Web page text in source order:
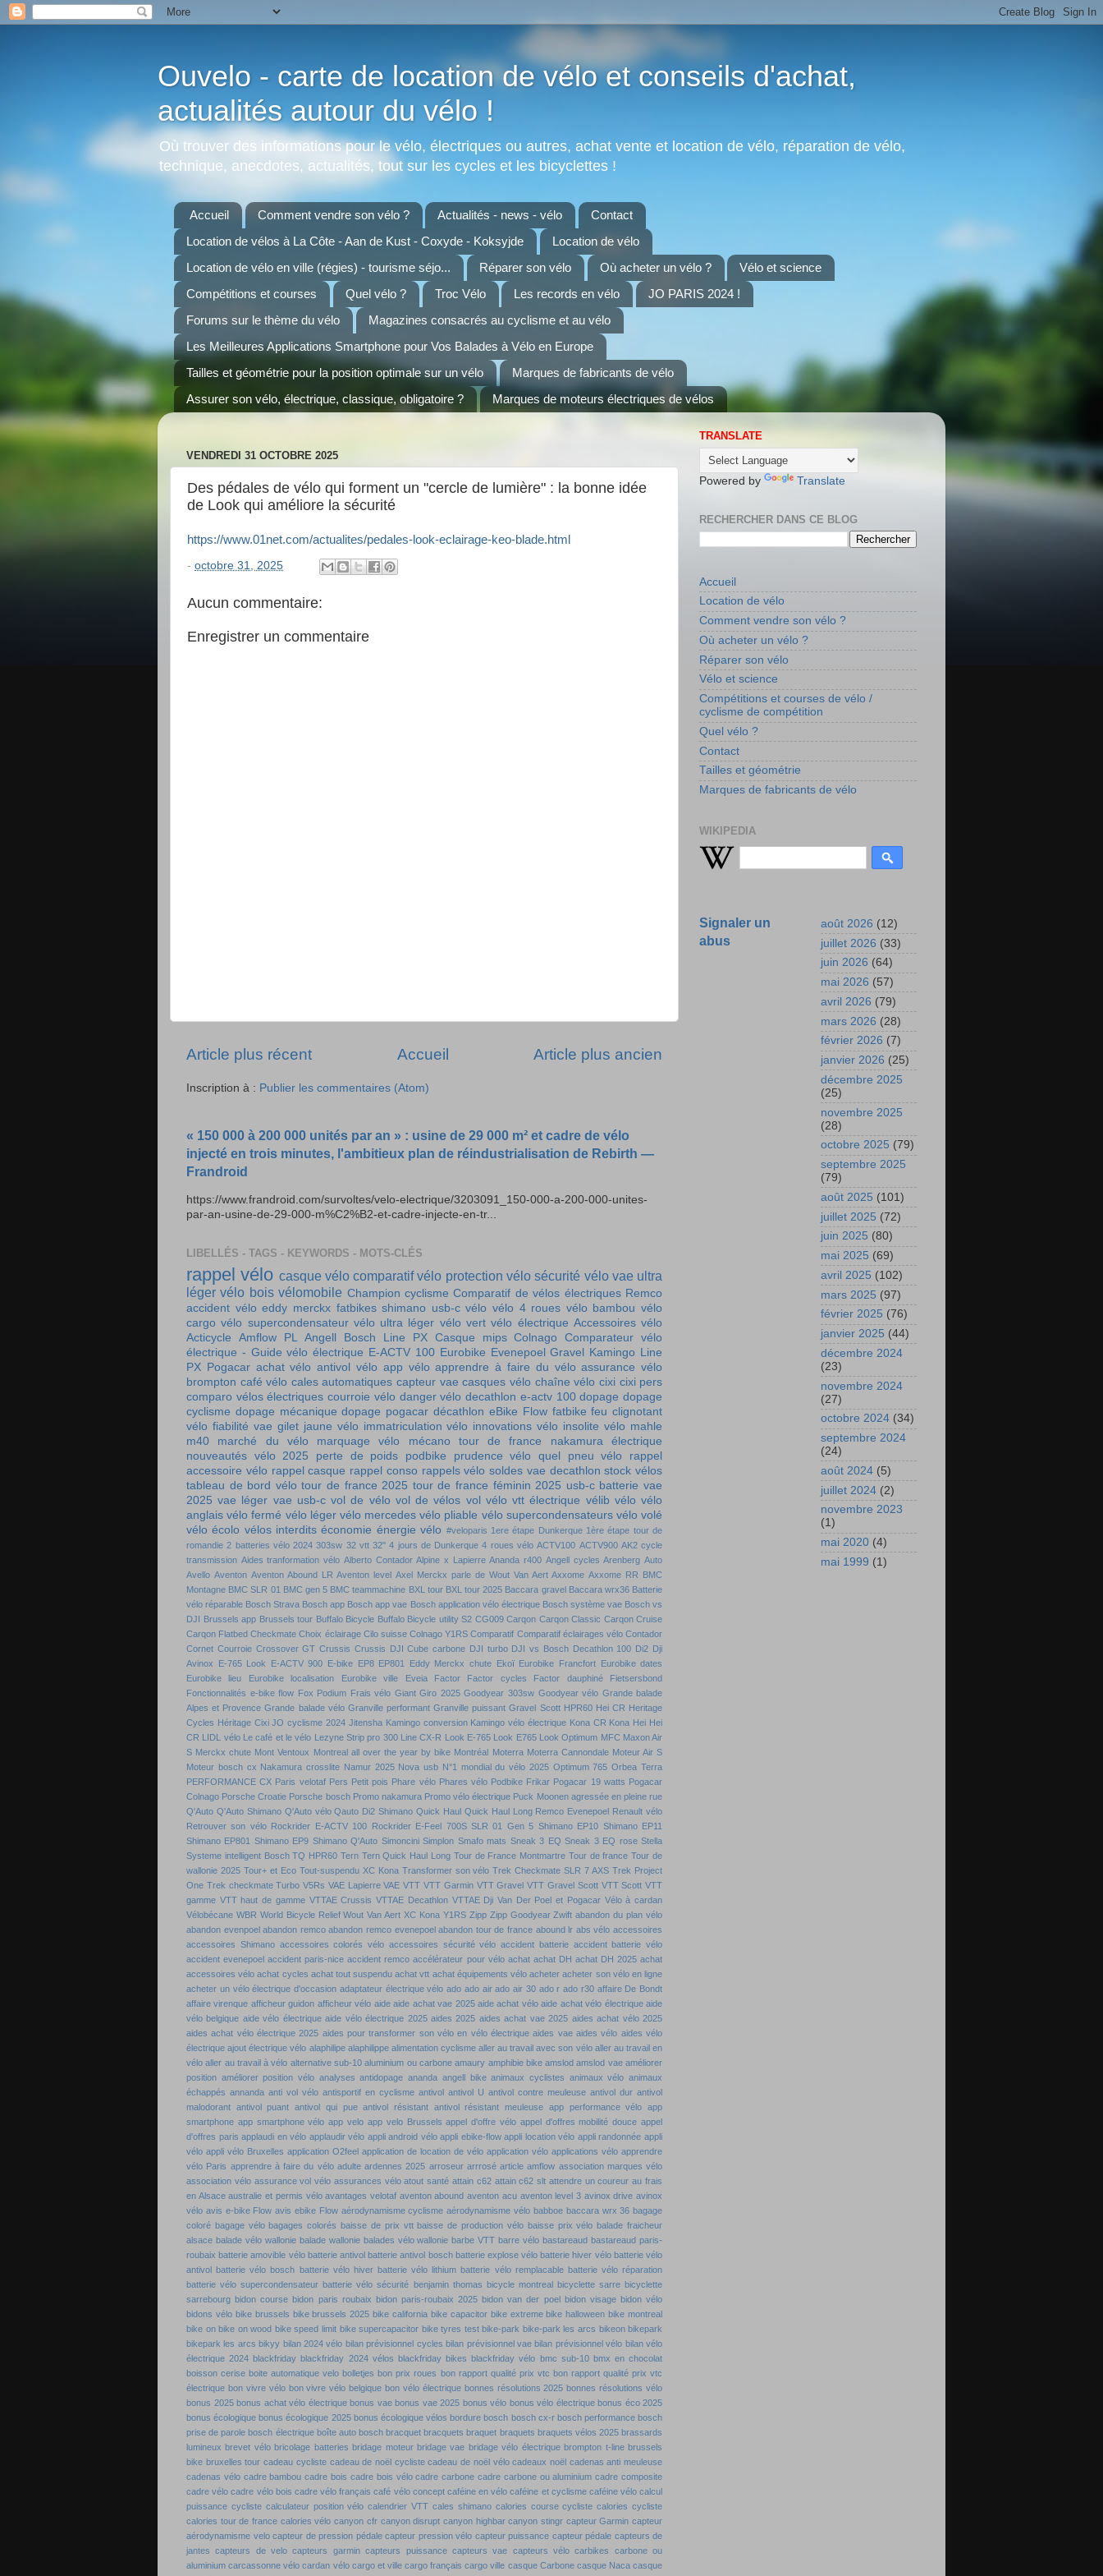
Ouvelo - carte de location de vélo et conseils d'achat,
actualités autour du vélo !
Où trouver des informations pour le vélo, électriques ou autres, achat vente et location de vélo, réparation de vélo,
technique, anecdotes, actualités, tout sur les cycles et les bicyclettes !
Accueil Comment vendre son vélo ? Actualités - news - vélo
Contact
Location de vélos à La Côte - Aan de Kust - Coxyde - Koksyjde
Location de vélo
Location de vélo en ville (régies) - tourisme séjo...
Réparer son vélo Où acheter un vélo ?
Vélo et science
Compétitions et courses
Quel vélo ? Troc Vélo Les records en vélo
JO PARIS 2024 !
Forums sur le thème du vélo
Magazines consacrés au cyclisme et au vélo
Les Meilleures Applications Smartphone pour Vos Balades à Vélo en Europe
Tailles et géométrie pour la position optimale sur un vélo
Marques de fabricants de vélo
Assurer son vélo, électrique, classique, obligatoire ?
Marques de moteurs électriques de vélos
VENDREDI 31 OCTOBRE 2025
Des pédales de vélo qui forment un "cercle de lumière" : la bonne idée
de Look qui améliore la sécurité
https://www.01net.com/actualites/pedales-look-eclairage-keo-blade.html
- octobre 31, 2025
Aucun commentaire:
Enregistrer un commentaire
Article plus récent Article plus ancien
Accueil
Inscription à : Publier les commentaires (Atom)
« 150 000 à 200 000 unités par an » : usine de 29 000 m² et cadre de vélo
injecté en trois minutes, l'ambitieux plan de réindustrialisation de Rebirth —
Frandroid
https://www.frandroid.com/survoltes/velo-electrique/3203091_150-000-a-200-000-unites-
par-an-usine-de-29-000-m%C2%B2-et-cadre-injecte-en-tr...
LIBELLÉS - TAGS - KEYWORDS - MOTS-CLÉS
rappel vélo casque vélo comparatif vélo protection vélo sécurité vélo vae ultra
léger vélo bois vélomobile Champion cyclisme Comparatif de vélos électriques Remco
accident vélo eddy merckx fatbikes shimano usb-c vélo vélo 4 roues vélo bambou vélo
cargo vélo supercondensateur vélo ultra léger vélo vert vélo électrique Accessoires vélo
Acticycle
Amflow PL Angell Bosch Line PX Casque mips Colnago
Comparateur vélo
électrique - Guide vélo électrique E-ACTV 100 Eurobike Evenepoel Gravel Kamingo Line
PX Pogacar achat vélo antivol vélo app vélo apprendre à faire du vélo assurance vélo
brompton café vélo cales automatiques capteur vae casques vélo chaîne vélo cixi cixi pers
comparo vélos électriques courroie vélo danger vélo decathlon e-actv 100 dopage dopage
cyclisme dopage mécanique dopage pogacar décathlon eBike Flow fatbike feu clignotant
vélo fiabilité vae gilet jaune vélo immatriculation vélo innovations vélo insolite vélo mahle
m40
marché du vélo marquage vélo mécano tour de france
nakamura électrique
nouveautés vélo 2025
perte de poids podbike prudence vélo quel pneu vélo
rappel
accessoire vélo rappel casque rappel conso rappels vélo soldes vae decathlon stock vélos
tableau de bord vélo tour de france 2025 tour de france féminin 2025 usb-c batterie vae
2025 vae léger vae usb-c vol de vélo vol de vélos vol vélo vtt électrique vélib vélo vélo
anglais vélo fermé vélo léger vélo mercedes vélo pliable vélo supercondensateurs vélo volé
vélo écolo vélos interdits économie énergie vélo #veloparis 1ere étape Dunkerque 1ère étape tour de
romandie 2 batteries vélo 2024 303sw 32 vtt 32" 4 jours de Dunkerque 4 roues vélo ACTV100 ACTV900 AK2 cycle
transmission Aides tranformation vélo Alberto Contador Alpine x Lapierre Ananda r400 Angell cycles Arenberg Auto
Avello Aventon Aventon Abound LR Aventon level Axel Merckx parle de Wout Van Aert Axxome Axxome RR BMC
Montagne BMC SLR 01 BMC gen 5 BMC teammachine BXL tour BXL tour 2025 Baccara gravel Baccara wrx36 Batterie
vélo réparable Bosch Strava Bosch app Bosch app vae Bosch application vélo électrique Bosch système vae Bosch vs
DJI Brussels app Brussels tour Buffalo Bicycle Buffalo Bicycle utility S2 CG009 Carqon Carqon Classic Carqon Cruise
Carqon Flatbed Checkmate Choix éclairage Cilo suisse Colnago Y1RS Comparatif Comparatif éclairages vélo Contador
Cornet Courroie Crossover GT Crussis Crussis DJI Cube carbone DJI turbo DJI vs Bosch Decathlon 100 Di2 Dji
Avinox
E-765 Look E-ACTV 900 E-bike EP8 EP801 Eddy Merckx chute Ekoï Eurobike Francfort Eurobike dates
Eurobike lieu
Eurobike localisation Eurobike ville Eveia Factor Factor cycles Factor dauphiné
Fietsersbond
Fonctionnalités e-bike flow Fox Podium Frais vélo Giant Giro 2025 Goodyear 303sw Goodyear vélo Grande balade
Alpes et Provence Grande balade vélo Granville performant Granville puissant Gravel Scott HPR60 Hei CR Heritage
Cycles Héritage Cixi JO cyclisme 2024 Jitensha Kamingo conversion Kamingo vélo électrique Kona CR Kona Hei Hei
CR LIDL vélo Le café et le vélo Lezyne Strip pro 300 Line CX-R Look E-765 Look E765 Look Optimum MFC Maxon Air
S Merckx chute Mont Ventoux Montreal all over the year by bike Montréal Moterra Moterra Cannondale Moteur Air S
Moteur bosch cx Nakamura crosslite Namur 2025 Nova usb N°1 mondial du vélo 2025 Optimum 765 Orbea Terra
PERFORMANCE CX Paris velotaf Pers Petit pois Phare vélo Phares vélo Podbike Frikar Pogacar 19 watts Pogacar
Colnago Porsche Croatie Porsche bosch Promo nakamura Promo vélo électrique Puck Moonen agressée en pleine rue
Q'Auto Q'Auto Shimano Q'Auto vélo Qauto Di2 Shimano Quick Haul Quick Haul Long Remco Evenepoel Renault vélo
Retrouver son vélo Rockrider E-ACTV 100 Rockrider E-Feel 700S SLR 01 Gen 5 Shimano EP10 Shimano EP11
Shimano EP801 Shimano EP9 Shimano Q'Auto Simoncini Simplon Smafo mats Sneak 3 EQ Sneak 3 EQ rose Stella
Systeme intelligent Bosch TQ HPR60 Tern Tern Quick Haul Long Tour de France Montmartre Tour de france Tour de
wallonie 2025 Tour+ et Eco Tout-suspendu XC Kona Transformer son vélo Trek Checkmate SLR 7 AXS Trek Project
One Trek checkmate Turbo V5Rs VAE Lapierre VAE VTT VTT Garmin VTT Gravel VTT Gravel Scott VTT Scott VTT
gamme VTT haut de gamme VTTAE Crussis VTTAE Decathlon VTTAE Dji Van Der Poel et Pogacar Vélo à cardan
Vélobécane WBR World Bicycle Relief Wout Van Aert XC Kona Y1RS Zipp Zipp Goodyear Zwift abandon du plan vélo
abandon evenpoel abandon remco abandon remco evenepoel abandon tour de france abound lr abs vélo accessoires
accessoires Shimano accessoires colorés vélo accessoires sécurité vélo accident batterie accident batterie vélo
accident evenepoel accident paris-nice accident remco accélérateur pour vélo achat achat DH achat DH 2025 achat
accessoires vélo achat cycles achat tout suspendu achat vtt achat équipements vélo acheter acheter son vélo en ligne
acheter un vélo électrique d'occasion adaptateur électrique vélo ado ado air ado air 30 ado r ado r30 affaire De Bondt
affaire virenque afficheur guidon afficheur vélo aide aide achat vae 2025 aide achat vélo aide achat vélo électrique aide
vélo belgique aide vélo électrique aide vélo électrique 2025 aides 2025 aides achat vae 2025 aides achat vélo 2025
aides achat vélo électrique 2025 aides pour transformer son vélo en vélo électrique aides vae aides vélo aides vélo
électrique ajout électrique vélo alaphilipe alaphilippe alimentation cyclisme aller au travail avec son vélo aller au travail en
vélo aller au travail à vélo alternative sub-10 aluminium ou carbone amaury amphibie bike amslod amslod vae améliorer
position améliorer position vélo analyses antidopage ananda angell bike animaux cyclistes animaux vélo animaux
échappés annanda anti vol vélo antisportif en cyclisme antivol antivol U antivol contre meuleuse antivol dur antivol
malodorant antivol puant antivol qui pue antivol résistant antivol résistant meuleuse app performance vélo app
smartphone app smartphone vélo app velo app velo Brussels appel d'offre vélo appel d'offres mobilité douce appel
d'offres paris applaudi en vélo applaudir vélo appli android vélo appli ebike-flow appli location vélo appli randonnée appli
vélo appli vélo Bruxelles application O2feel application de location de vélo application vélo applications vélo apprendre
vélo Paris apprendre à faire du vélo adulte ardennes 2025 arroseur arrrosé article amflow association marques vélo
association vélo assurance vol vélo assurances vélo atout santé attain c62 attain c62 slt attendre un coureur au frais
en Alsace australie et permis vélo avantages velotaf aventon abound aventon acu aventon level 3 avinox drive avinox
vélo avis e-bike Flow avis ebike Flow aérodynamisme cyclisme aérodynamisme vélo babboe baccara wrx 36 bagage
coloré bagage vélo bagages colorés baisse de prix vtt baisse de production vélo baisse prix vélo balade fraicheur
alsace balade vélo wallonie balade wallonie balades vélo wallonie barbe VTT barre vélo bastareaud bastareaud paris-
roubaix batterie amovible vélo batterie antivol batterie antivol bosch batterie explose vélo batterie hiver vélo batterie vélo
antivol batterie vélo bosch batterie vélo hiver batterie vélo lithium batterie vélo remplacable batterie vélo réparation
batterie vélo supercondensateur batterie vélo sécurité benjamin thomas bicycle montreal bicyclette sarre bicyclette
sarrebourg bidon course bidon paris roubaix bidon paris-roubaix 2025 bidon van der poel bidon visage bidon vélo
bidons vélo bike brussels bike brussels 2025 bike california bike capacitor bike extreme bike halloween bike montreal
bike on bike on wood bike speed limit bike supercapacitor bike tyres test bike-park bike-park les arcs bikeon bikepark
bikepark les arcs bikyy bilan 2024 vélo bilan prévisionnel cycles bilan prévisionnel vae bilan prévisionnel vélo bilan vélo
électrique 2024 blackfriday blackfriday 2024 vélos blackfriday bikes blackfriday vélo bmc sub-10 bmx en chocolat
boisson cerise boite automatique velo bolletjes bon prix roues bon rapport qualité prix vtc bon rapport qualité prix vtc
électrique bon vivre vélo bon vivre vélo belgique bon vélo électrique bonnes résolutions 2025 bonnes résolutions vélo
bonus 2025 bonus achat vélo électrique bonus vae bonus vae 2025 bonus vélo bonus vélo électrique bonus éco 2025
bonus écologique bonus écologique 2025 bonus écologique vélos bordure bosch bosch cx-r bosch performance bosch
prise de parole bosch électrique boîte auto bosch bracquet bracquets braquet braquets braquets vélos 2025 brassards
lumineux brevet vélo bricolage batteries bridage moteur bridage vae bridage vélo électrique brompton t-line brussels
bike bruxelles tour cadeau cycliste cadeau de noël cycliste cadeau de noël vélo cadeaux noël cadenas anti meuleuse
cadenas vélo cadre bambou cadre bois cadre bois vélo cadre carbone cadre carbone ou aluminium cadre composite
cadre vélo cadre vélo bois cadre vélo français café vélo concept caféine en vélo caféine et cyclisme caféine vélo calcul
puissance cycliste calculateur position vélo calendrier VTT cales shimano calories course cycliste calories cycliste
calories tour de france calories vélo canyon cfr canyon disrupt canyon highbar canyon stingr capteur Garmin capteur
aérodynamisme velo capteur de pression pédale capteur pression vélo capteur puissance capteur pédale capteurs de
jantes
capteurs de velo capteurs garmin capteurs puissance capteurs vae capteurs vélo carbikes
carbone ou
aluminium carcassonne vélo cardan vélo cargo et ville cargo français cargo ville casque Carbone casque Naca casque
TRANSLATE
Powered by Translate
RECHERCHER DANS CE BLOG
Accueil
Location de vélo
Comment vendre son vélo ?
Où acheter un vélo ?
Réparer son vélo
Vélo et science
Compétitions et courses de vélo /
cyclisme de compétition
Quel vélo ?
Contact
Tailles et géométrie
Marques de fabricants de vélo
WIKIPEDIA
Signaler un
abus
août 2026 (12)
juillet 2026 (33)
juin 2026 (64)
mai 2026 (57)
avril 2026 (79)
mars 2026 (28)
février 2026 (7)
janvier 2026 (25)
décembre 2025
(25)
novembre 2025
(28)
octobre 2025 (79)
septembre 2025
(79)
août 2025 (101)
juillet 2025 (72)
juin 2025 (80)
mai 2025 (69)
avril 2025 (102)
mars 2025 (97)
février 2025 (76)
janvier 2025 (44)
décembre 2024
(23)
novembre 2024
(27)
octobre 2024 (34)
septembre 2024
(24)
août 2024 (5)
juillet 2024 (2)
novembre 2023
(1)
mai 2020 (4)
mai 1999 (1)